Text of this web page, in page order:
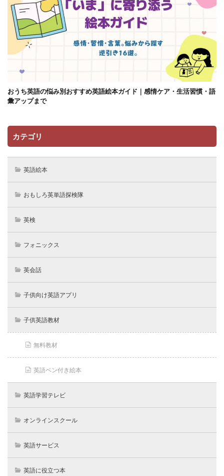
おうち英語の悩み別おすすめ英語絵本ガイド｜感情ケア・生活習慣・語
彙アップまで
カテゴリ
英語絵本
おもしろ英単語探検隊
英検
フォニックス
英会話
子供向け英語アプリ
子供英語教材
無料教材
英語ペン付き絵本
英語学習テレビ
オンラインスクール
英語サービス
英語に役立つ本